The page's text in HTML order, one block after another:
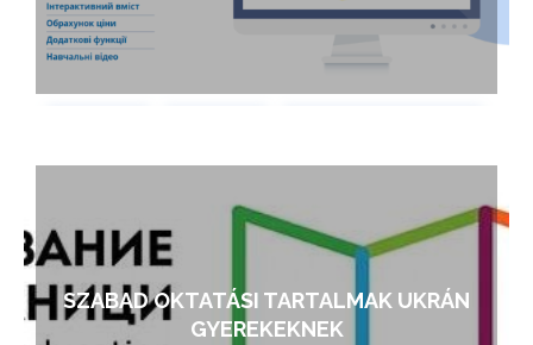
SZABAD OKTATÁSI TARTALMAK UKRÁN
GYEREKEKNEK